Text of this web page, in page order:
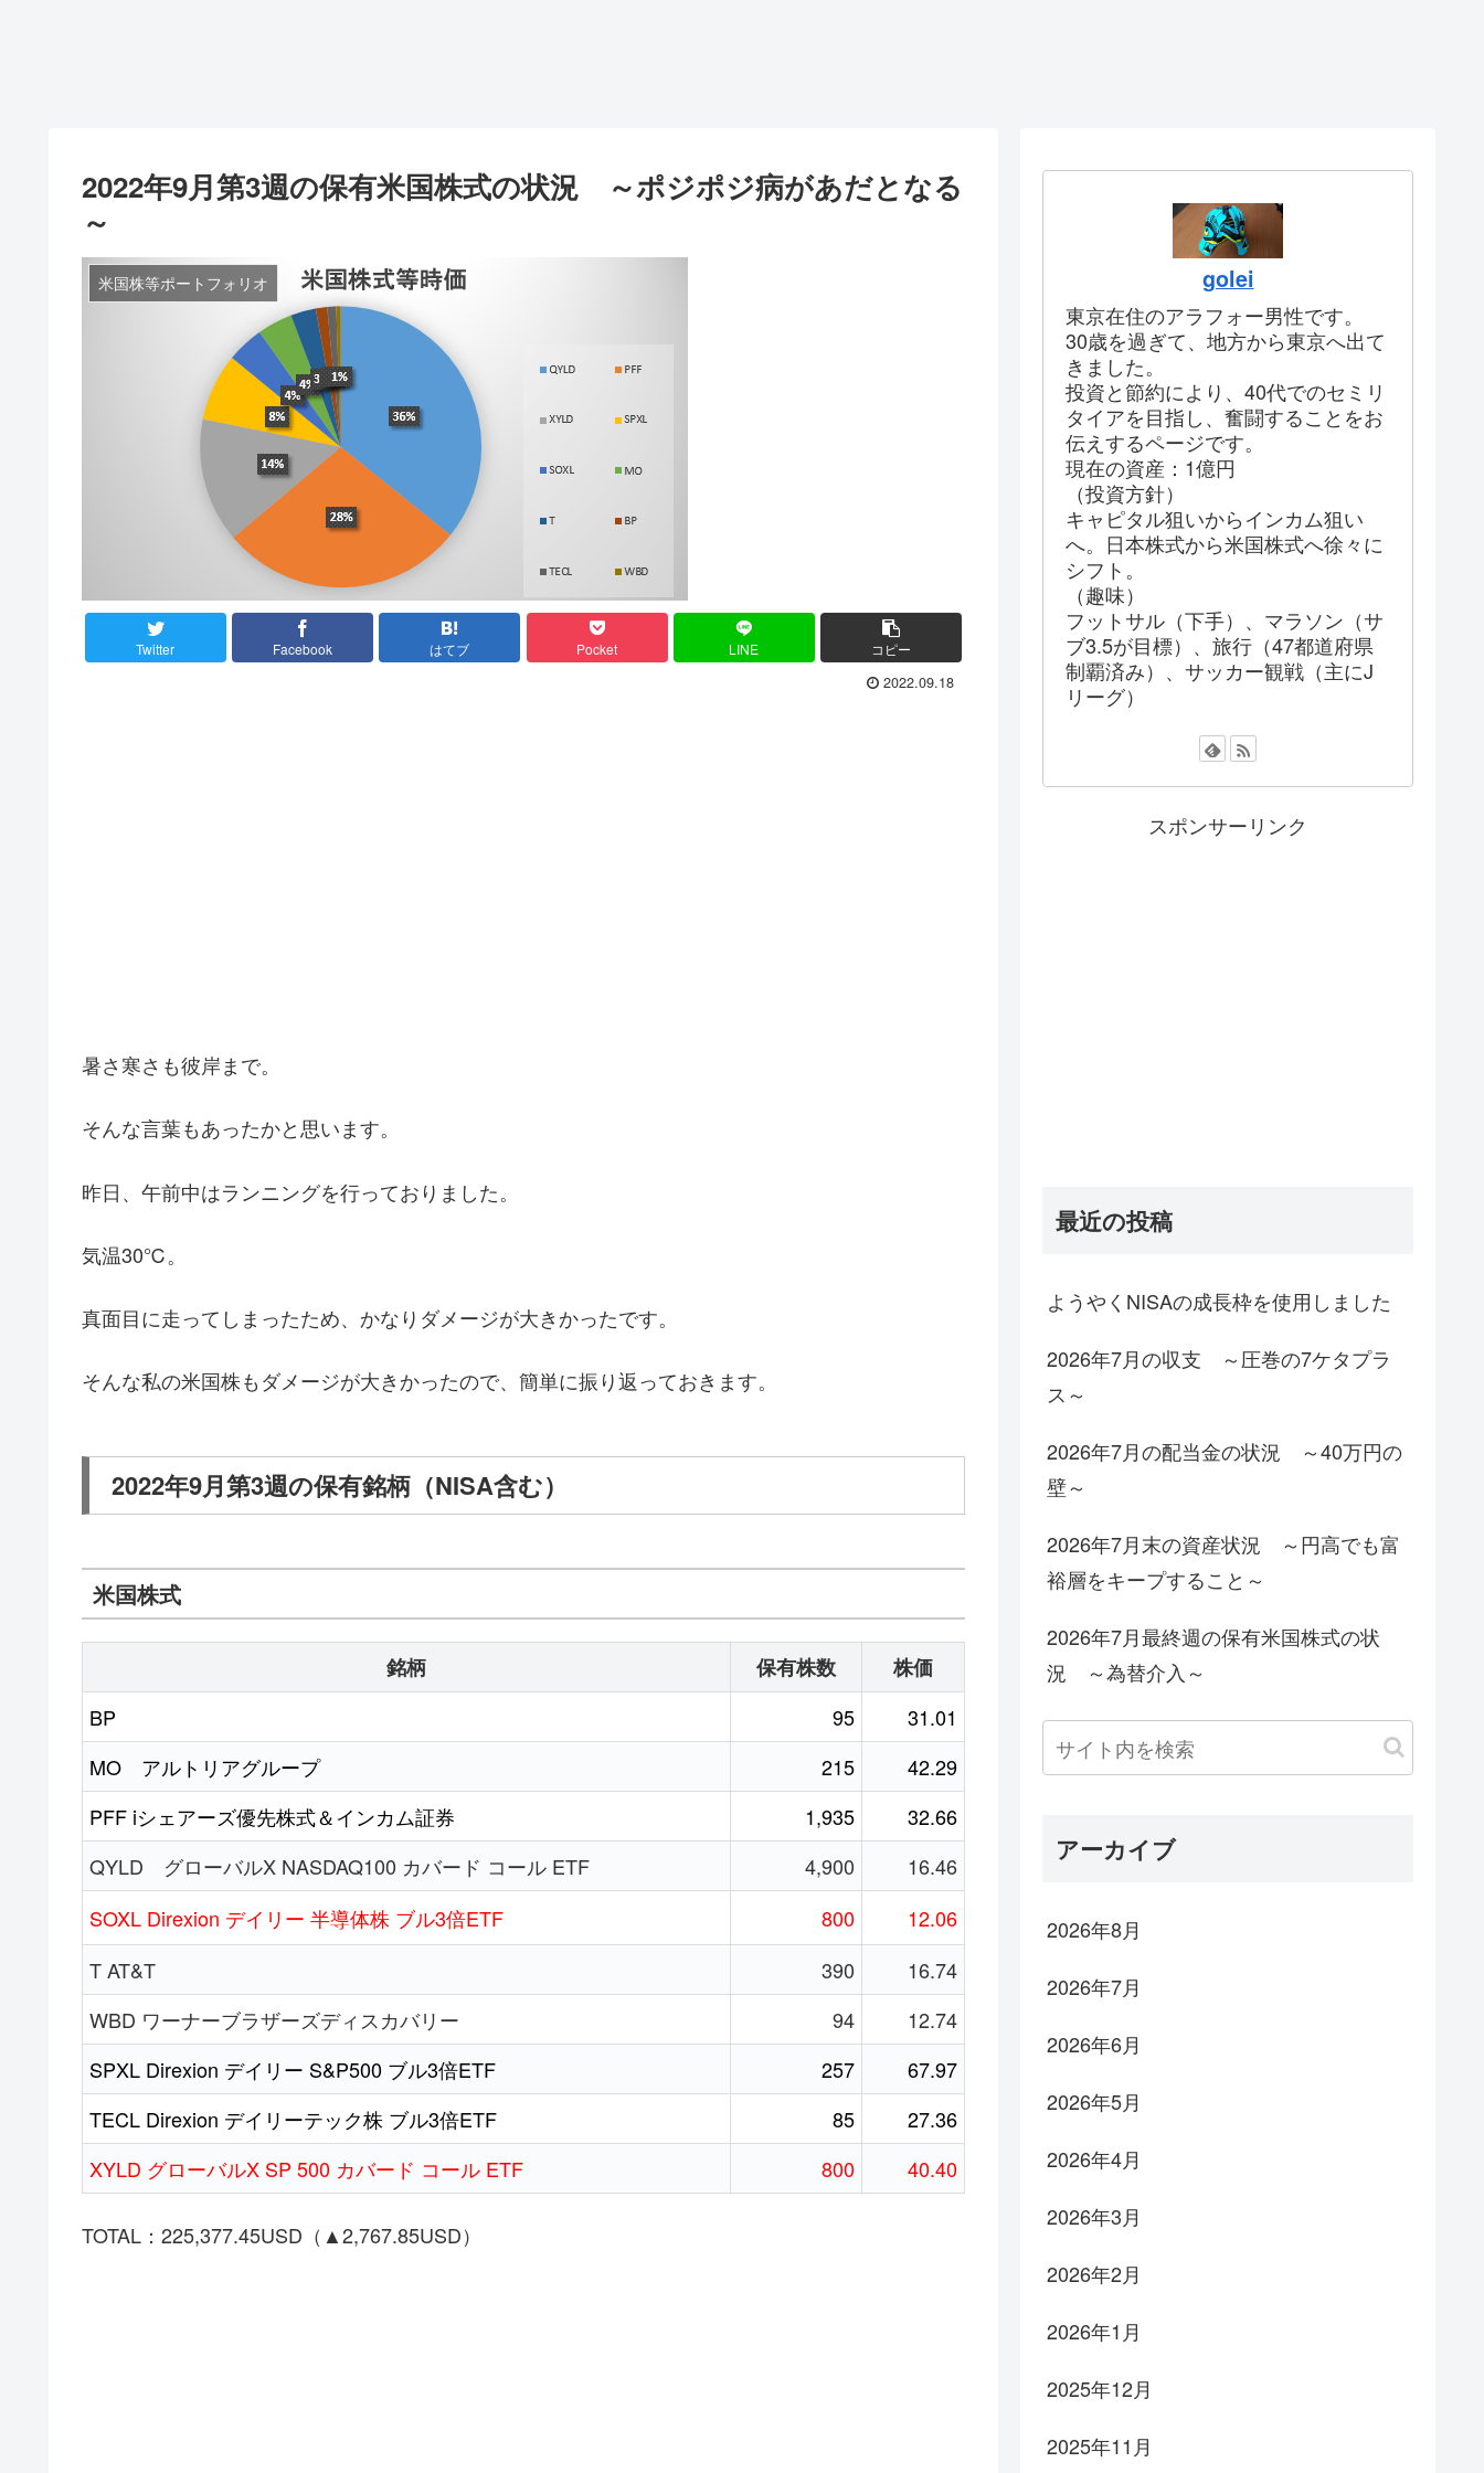
2022年9月第3週の保有米国株式の状況 ～ポジポジ病があだとなる
～
米国株等ポートフォリオ
Twitter Facebook はてブ Pocket LINE コピー
2022.09.18
暑さ寒さも彼岸まで。
そんな言葉もあったかと思います。
昨日、午前中はランニングを行っておりました。
気温30℃。
真面目に走ってしまったため、かなりダメージが大きかったです。
そんな私の米国株もダメージが大きかったので、簡単に振り返っておきます。
2022年9月第3週の保有銘柄（NISA含む）
米国株式
銘柄 保有株数
株価
BP
95
31.01
MO アルトリアグループ
215
42.29
PFF iシェアーズ優先株式＆インカム証券
1,935
32.66
QYLD グローバルX NASDAQ100 カバード コール ETF
4,900
16.46
SOXL Direxion デイリー 半導体株 ブル3倍ETF
800
12.06
T AT&T
390
16.74
WBD ワーナーブラザーズディスカバリー
94
12.74
SPXL Direxion デイリー S&P500 ブル3倍ETF
257
67.97
TECL Direxion デイリーテック株 ブル3倍ETF
85
27.36
XYLD グローバルX SP 500 カバード コール ETF
800 40.40
TOTAL：225,377.45USD（▲2,767.85USD）
golei
東京在住のアラフォー男性です。
30歳を過ぎて、地方から東京へ出て
きました。
投資と節約により、40代でのセミリ
タイアを目指し、奮闘することをお
伝えするページです。
現在の資産：1億円
（投資方針）
キャピタル狙いからインカム狙い
へ。日本株式から米国株式へ徐々に
シフト。
（趣味）
フットサル（下手）、マラソン（サ
ブ3.5が目標）、旅行（47都道府県
制覇済み）、サッカー観戦（主にJ
リーグ）
スポンサーリンク
最近の投稿
ようやくNISAの成長枠を使用しました
2026年7月の収支 ～圧巻の7ケタプラ
ス～
2026年7月の配当金の状況 ～40万円の
壁～
2026年7月末の資産状況 ～円高でも富
裕層をキープすること～
2026年7月最終週の保有米国株式の状
況 ～為替介入～
アーカイブ
2026年8月
2026年7月
2026年6月
2026年5月
2026年4月
2026年3月
2026年2月
2026年1月
2025年12月
2025年11月